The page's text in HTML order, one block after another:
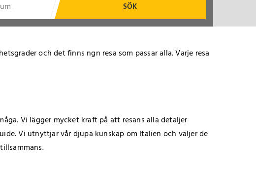
SÖK
och det finns ngn resa som passar alla. Varje resa
Vi lägger mycket kraft på att resans alla detaljer
Vi utnyttjar vår djupa kunskap om Italien och väljer de